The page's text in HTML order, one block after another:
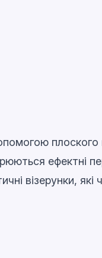
плоского
ефектні
візерунки, які